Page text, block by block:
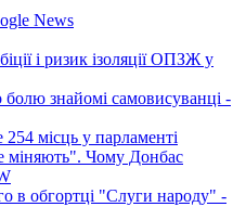
News
і ризик ізоляції ОПЗЖ у
знайомі самовисуванці -
місць у парламенті
міняють". Чому Донбас
в обгортці "Слуги народу" -